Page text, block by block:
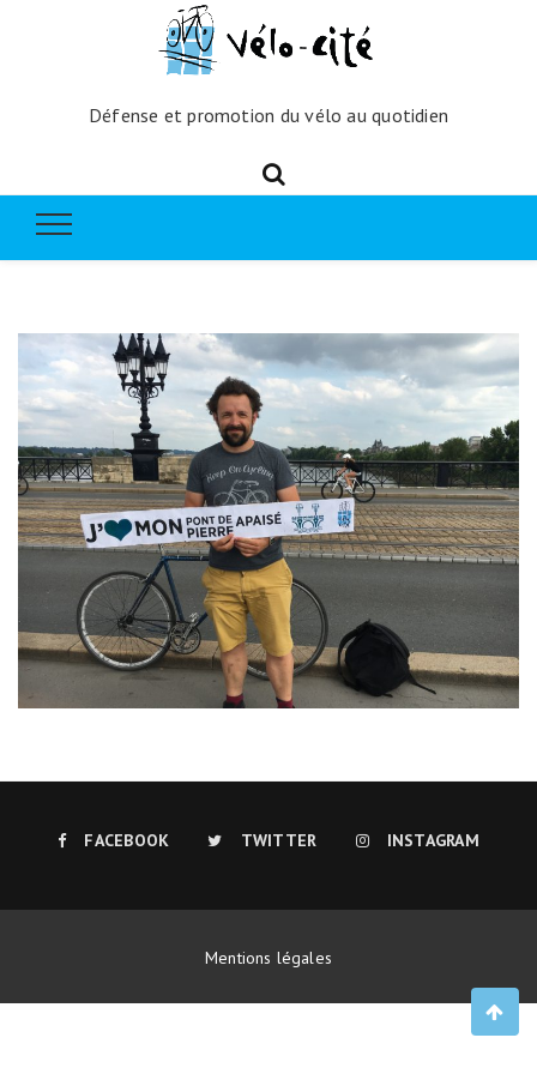
Défense et promotion du vélo au quotidien
FACEBOOK TWITTER INSTAGRAM
Mentions légales